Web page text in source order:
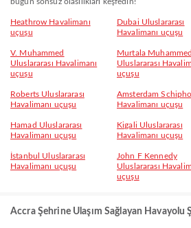
Heathrow Havalimanı
uçuşu
Dubai Uluslararası
Havalimanı uçuşu
V. Muhammed
Uluslararası Havalimanı
uçuşu
Murtala Muhammed
Uluslararası
uçuşu
Roberts Uluslararası
Havalimanı uçuşu
Amsterdam Schiphol
Havalimanı uçuşu
Hamad Uluslararası
Havalimanı uçuşu
Kigali Uluslararası
Havalimanı uçuşu
İstanbul Uluslararası
Havalimanı uçuşu
John F Kennedy
Uluslararası
uçuşu
Accra Şehrine Ulaşım Sağlayan Havayolu